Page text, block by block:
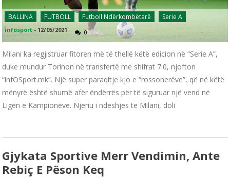
BALLINA FUTBOLL Futboll Ndërkombëtarë Serie A
infosport - 12/05/2021 0
Milani ka regjistruar fitoren më të thellë këtë edicion në “Serie A”,
duke mundur Torinon në transfertë me shifrat 7:0, njofton
“infOSport.mk”. Një super paraqitje kjo e “rossonerëve”, që në këtë
mënyrë është shumë afër ëndërrës për të siguruar një vend në
Ligën e Kampionëve. Njeriu i ndeshjes te Milani, doli
Gjykata Sportive Merr Vendimin, Ante
Rebiç E Pëson Keq